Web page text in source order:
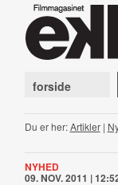
forside
Du er her:Artikler|
NYHED
09. NOV. 2011 |